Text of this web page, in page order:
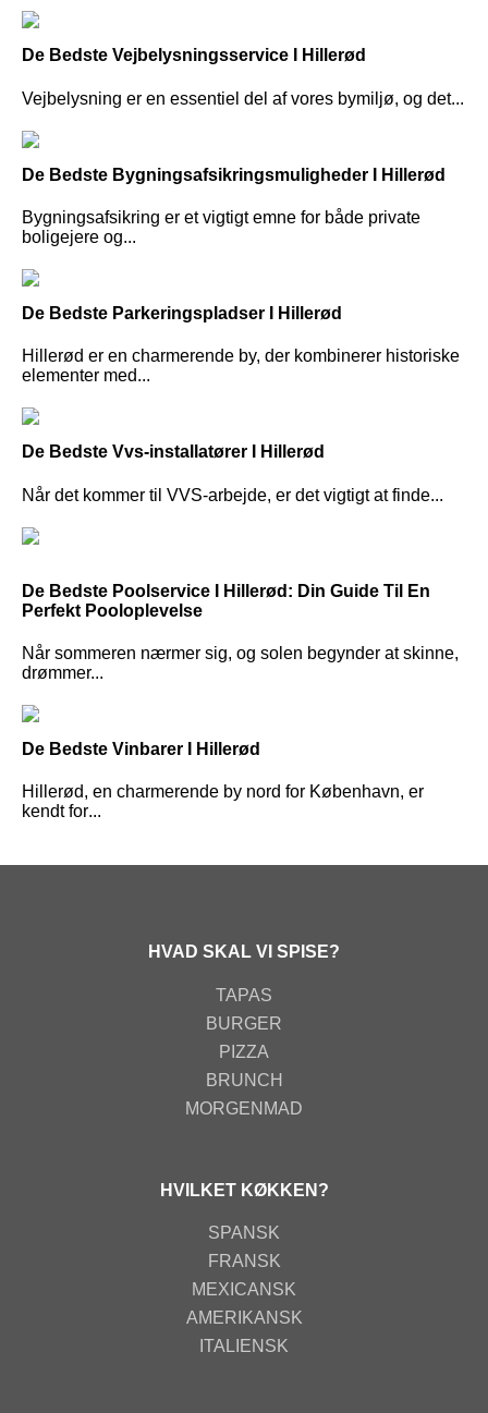
De Bedste Vejbelysningsservice I Hillerød
Vejbelysning er en essentiel del af vores bymiljø, og det...
De Bedste Bygningsafsikringsmuligheder I Hillerød
Bygningsafsikring er et vigtigt emne for både private
boligejere og...
De Bedste Parkeringspladser I Hillerød
Hillerød er en charmerende by, der kombinerer historiske
elementer med...
De Bedste Vvs-installatører I Hillerød
Når det kommer til VVS-arbejde, er det vigtigt at finde...
De Bedste Poolservice I Hillerød: Din Guide Til En
Perfekt Pooloplevelse
Når sommeren nærmer sig, og solen begynder at skinne,
drømmer...
De Bedste Vinbarer I Hillerød
Hillerød, en charmerende by nord for København, er
kendt for...
HVAD SKAL VI SPISE?
TAPAS
BURGER
PIZZA
BRUNCH
MORGENMAD
HVILKET KØKKEN?
SPANSK
FRANSK
MEXICANSK
AMERIKANSK
ITALIENSK